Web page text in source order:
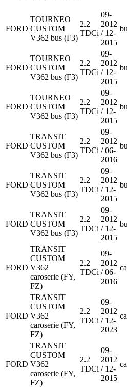
FORD
TOURNEO
CUSTOM
V362 bus (F3)
2.2
TDCi
09-
2012
/ 12-
2015
FORD
TOURNEO
CUSTOM
V362 bus (F3)
2.2
TDCi
09-
2012
/ 12-
2015
FORD
TOURNEO
CUSTOM
V362 bus (F3)
2.2
TDCi
09-
2012
/ 12-
2015
FORD
TRANSIT
CUSTOM
V362 bus (F3)
2.2
TDCi
09-
2012
/ 06-
2016
FORD
TRANSIT
CUSTOM
V362 bus (F3)
2.2
TDCi
09-
2012
/ 12-
2015
FORD
TRANSIT
CUSTOM
V362 bus (F3)
2.2
TDCi
09-
2012
/ 12-
2015
FORD
TRANSIT
CUSTOM
V362
caroserie (FY,
FZ)
2.2
TDCi
09-
2012
/ 06-
2016
FORD
TRANSIT
CUSTOM
V362
caroserie (FY,
FZ)
2.2
TDCi
09-
2012
/ 12-
2023
FORD
TRANSIT
CUSTOM
V362
caroserie (FY,
FZ)
2.2
TDCi
09-
2012
/ 12-
2015